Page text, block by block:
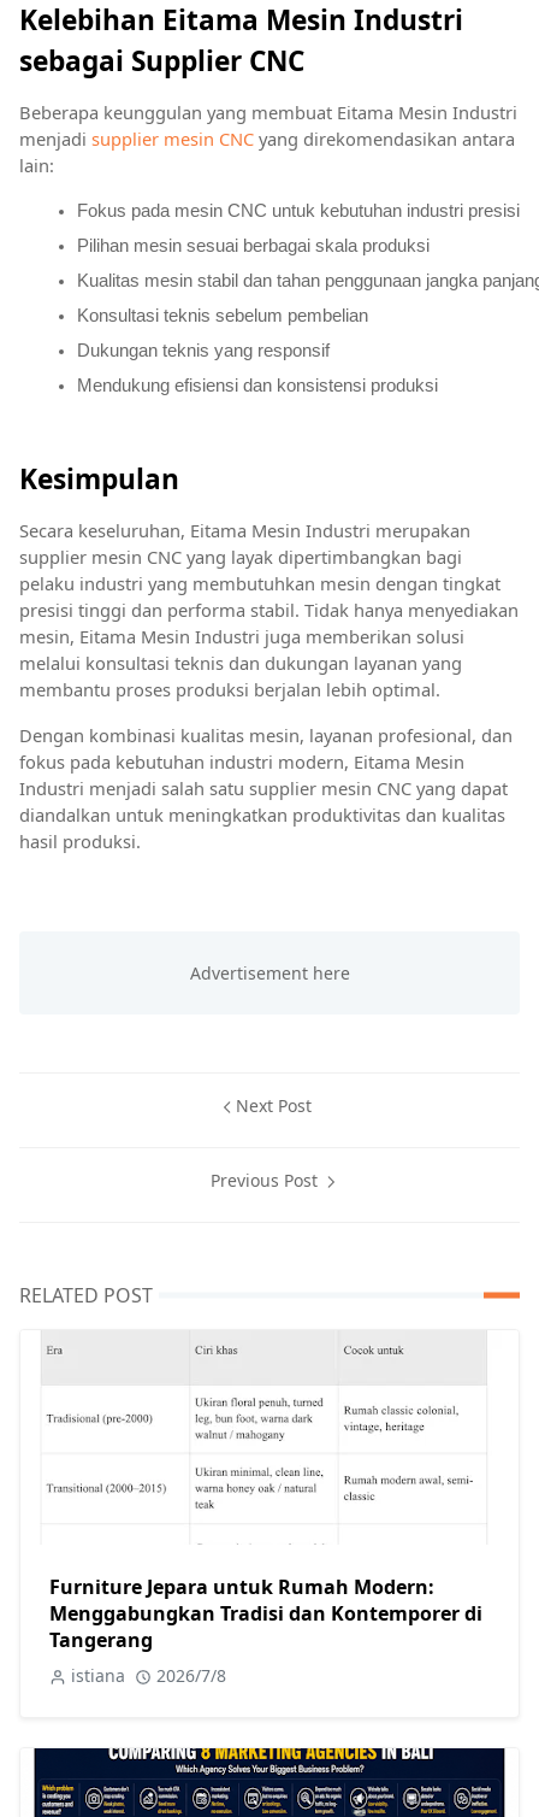
Kelebihan Eitama Mesin Industri
sebagai Supplier CNC
Beberapa keunggulan yang membuat Eitama Mesin Industri
menjadi supplier mesin CNC yang direkomendasikan antara
lain:
Fokus pada mesin CNC untuk kebutuhan industri presisi
Pilihan mesin sesuai berbagai skala produksi
Kualitas mesin stabil dan tahan penggunaan jangka
Konsultasi teknis sebelum pembelian
Dukungan teknis yang responsif
Mendukung efisiensi dan konsistensi produksi
Kesimpulan
Secara keseluruhan, Eitama Mesin Industri merupakan
supplier mesin CNC yang layak dipertimbangkan bagi
pelaku industri yang membutuhkan mesin dengan tingkat
presisi tinggi dan performa stabil. Tidak hanya menyediakan
mesin, Eitama Mesin Industri juga memberikan solusi
melalui konsultasi teknis dan dukungan layanan yang
membantu proses produksi berjalan lebih optimal.
Dengan kombinasi kualitas mesin, layanan profesional, dan
fokus pada kebutuhan industri modern, Eitama Mesin
Industri menjadi salah satu supplier mesin CNC yang dapat
diandalkan untuk meningkatkan produktivitas dan kualitas
hasil produksi.
Next Post
Previous Post
RELATED POST
Furniture Jepara untuk Rumah Modern:
Menggabungkan Tradisi dan Kontemporer di
Tangerang
istiana 2026/7/8